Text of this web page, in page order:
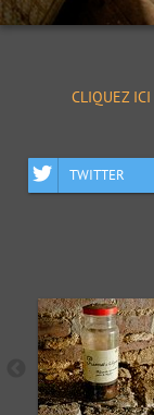
CLIQUEZ ICI
TWITTER